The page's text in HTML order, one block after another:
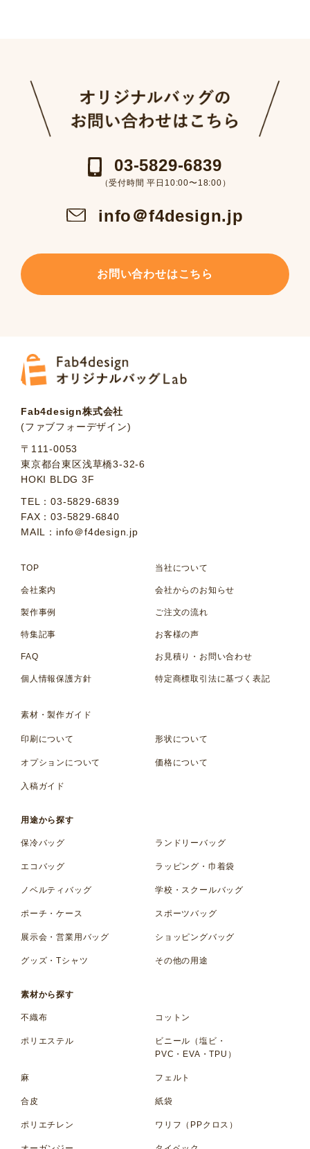
03-5829-6839
（受付時間 平日10:00〜18:00）
info＠f4design.jp
お問い合わせはこちら
Fab4design株式会社
(ファブフォーデザイン)
〒111-0053
東京都台東区浅草橋3-32-6
HOKI BLDG 3F
TEL：03-5829-6839
FAX：03-5829-6840
MAIL：info＠f4design.jp
TOP 当社について
会社案内 会社からのお知らせ
製作事例 ご注文の流れ
特集記事 お客様の声
FAQ お見積り・お問い合わせ
個人情報保護方針 特定商標取引法に基づく表記
素材・製作ガイド
印刷について 形状について
オプションについて 価格について
入稿ガイド
用途から探す
保冷バッグ ランドリーバッグ
エコバッグ ラッピング・巾着袋
ノベルティバッグ 学校・スクールバッグ
ポーチ・ケース スポーツバッグ
展示会・営業用バッグ ショッピングバッグ
グッズ・Tシャツ その他の用途
素材から探す
不織布 コットン
ポリエステル
ビニール（塩ビ・
PVC・EVA・TPU）
麻 フェルト
合皮 紙袋
ポリエチレン ワリフ（PPクロス）